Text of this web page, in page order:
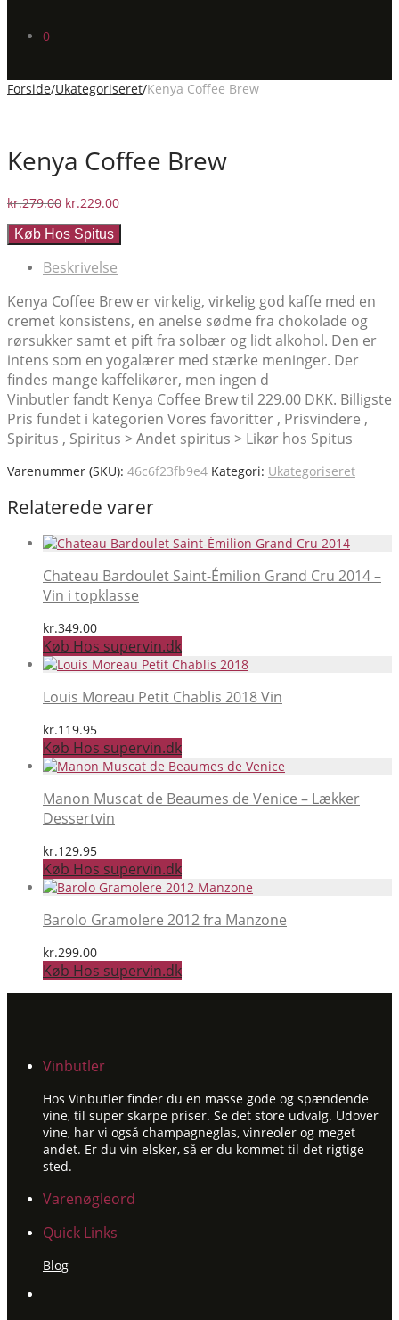
0
Forside/Ukategoriseret/Kenya Coffee Brew
Kenya Coffee Brew
kr.279.00 Den
pris
kr.279.00.
kr.229.00Den
Køb Hos Spitus
Beskrivelse
Kenya Coffee Brew er virkelig, virkelig god kaffe med en
cremet konsistens, en anelse sødme fra chokolade og
rørsukker samt et pift fra solbær og lidt alkohol. Den er
intens som en yogalærer med stærke meninger. Der
findes mange kaffelikører, men ingen d
Vinbutler fandt Kenya Coffee Brew til 229.00 DKK. Billigste
Pris fundet i kategorien Vores favoritter , Prisvindere ,
Spiritus , Spiritus > Andet spiritus > Likør hos Spitus
Varenummer (SKU): 46c6f23fb9e4 Kategori: Ukategoriseret
Relaterede varer
Chateau Bardoulet Saint-Émilion Grand Cru 2014 –
Vin i topklasse
kr.349.00
Køb Hos supervin.dk
Louis Moreau Petit Chablis 2018 Vin
kr.119.95
Køb Hos supervin.dk
Manon Muscat de Beaumes de Venice – Lækker
Dessertvin
kr.129.95
Køb Hos supervin.dk
Barolo Gramolere 2012 fra Manzone
kr.299.00
Køb Hos supervin.dk
Vinbutler
Hos Vinbutler finder du en masse gode og spændende
vine, til super skarpe priser. Se det store udvalg. Udover
vine, har vi også champagneglas, vinreoler og meget
andet. Er du vin elsker, så er du kommet til det rigtige
sted.
Varenøgleord
Quick Links
Blog